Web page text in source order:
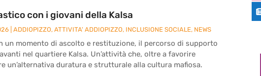
con i giovani della Kalsa
ADDIOPIZZO, ATTIVITA' ADDIOPIZZO, INCLUSIONE SOCIALE, NEWS
un momento di ascolto e restituzione, il percorso di supporto
nel quartiere Kalsa. Un’attività che, oltre a favorire
un’alternativa duratura e strutturale alla cultura mafiosa.